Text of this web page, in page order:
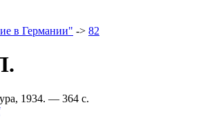
в Германии" -> 82
1934. — 364 c.